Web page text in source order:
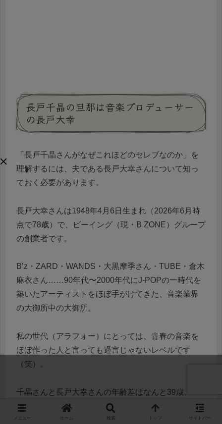
長戸千晶の旦那は音楽プロデューサー
の長戸大幸
「長戸千晶さんがなぜこれほどのセレブなのか」を
理解するには、夫である長戸大幸さんについて知っ
ておく必要があります。
長戸大幸さんは1948年4月6日生まれ（2026年6月時
点で78歳）で、ビーイング（現・B ZONE）グループ
の創業者です。
B’z・ZARD・WANDS・大黒摩季さん・TUBE・倉木
麻衣さん……90年代〜2000年代にJ-POPの一時代を
築いたアーティストをほぼ手がけてきた、音楽業界
の大御所中の大御所。
私の世代（アラフォー）にとっては、青春の音楽を
ほぼ作った人と言っても過言じゃないレベルです
（笑）。
千晶さんと長戸大幸さんの年齢差はなんと39歳。
2人の出会いは、千晶さんが所属していたGIZA studio
メニュー ホーム 検索 トップ サイドバー